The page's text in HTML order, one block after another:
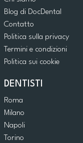
Blog di DocDental
Contatto
Politica sulla privacy
Termini e condizioni
Politica sui cookie
DENTISTI
Roma
Milano
Napoli
Torino